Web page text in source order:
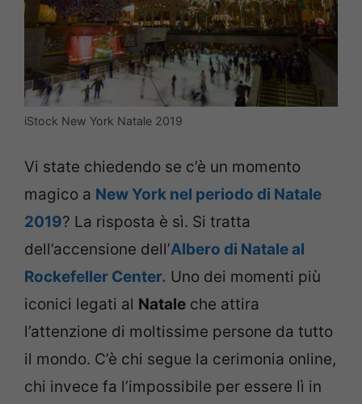
iStock New York Natale 2019
Vi state chiedendo se c’è un momento
magico a New York nel periodo di Natale
2019? La risposta è sì. Si tratta
dell’accensione dell’Albero di Natale al
Rockefeller Center. Uno dei momenti più
iconici legati al Natale che attira
l’attenzione di moltissime persone da tutto
il mondo. C’è chi segue la cerimonia online,
chi invece fa l’impossibile per essere lì in